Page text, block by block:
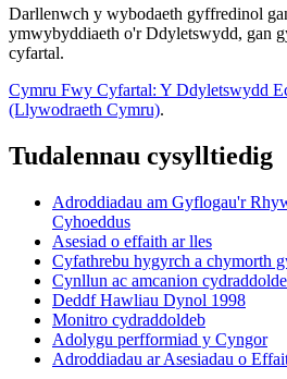
Darllenwch y wybodaeth gyffredinol
ymwybyddiaeth o'r Ddyletswydd, gan
cyfartal.
Cymru Fwy Cyfartal: Y Ddyletswydd
(Llywodraeth Cymru).
Tudalennau cysylltiedig
Adroddiadau am Gyflogau'r
Cyhoeddus
Asesiad o effaith ar lles
Cyfathrebu hygyrch a chymorth
Cynllun ac amcanion
Deddf Hawliau Dynol 1998
Monitro cydraddoldeb
Adolygu perfformiad y Cyngor
Adroddiadau ar Asesiadau o